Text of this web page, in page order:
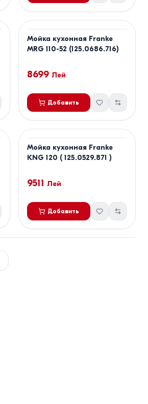
Мойка кухонная Franke
MRG 110-52 (125.0686.716)
8699 Лей
Добавить
Мойка кухонная Franke
KNG 120 ( 125.0529.871 )
9511 Лей
Добавить